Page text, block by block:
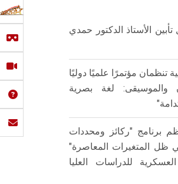
الأستاذ الدكتور حمدي
تنظمان مؤتمرًا علميًا دوليًا
والموسيقى: لغة بصرية
برنامج "ركائز ومحددات
ظل المتغيرات المعاصرة"
للدراسات العليا